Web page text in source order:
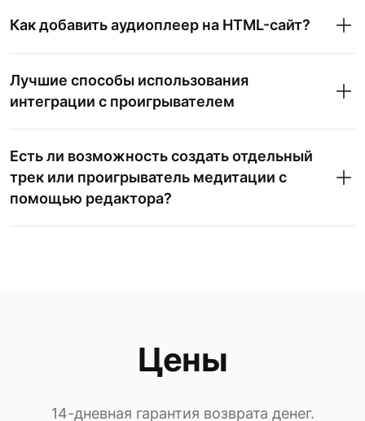
Как добавить аудиоплеер на HTML-сайт?
Лучшие способы использования
интеграции с проигрывателем
Есть ли возможность создать отдельный
трек или проигрыватель медитации с
помощью редактора?
Цены
14-дневная гарантия возврата денег.